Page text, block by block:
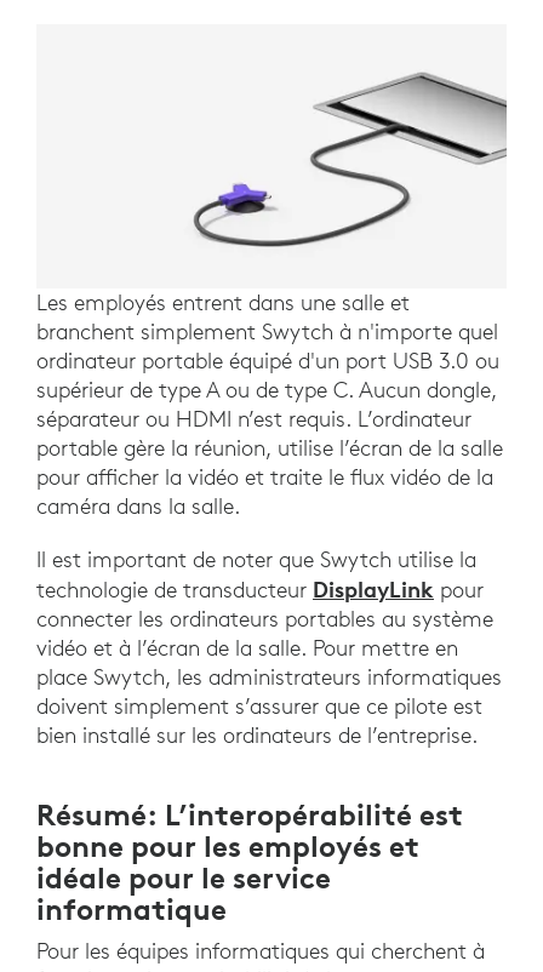
Les employés entrent dans une salle et
branchent simplement Swytch à n'importe quel
ordinateur portable équipé d'un port USB 3.0 ou
supérieur de type A ou de type C. Aucun dongle,
séparateur ou HDMI n’est requis. L’ordinateur
portable gère la réunion, utilise l’écran de la salle
pour afficher la vidéo et traite le flux vidéo de la
caméra dans la salle.
Il est important de noter que Swytch utilise la
technologie de transducteur DisplayLink pour
connecter les ordinateurs portables au système
vidéo et à l’écran de la salle. Pour mettre en
place Swytch, les administrateurs informatiques
doivent simplement s’assurer que ce pilote est
bien installé sur les ordinateurs de l’entreprise.
Résumé: L’interopérabilité est
bonne pour les employés et
idéale pour le service
informatique
Pour les équipes informatiques qui cherchent à